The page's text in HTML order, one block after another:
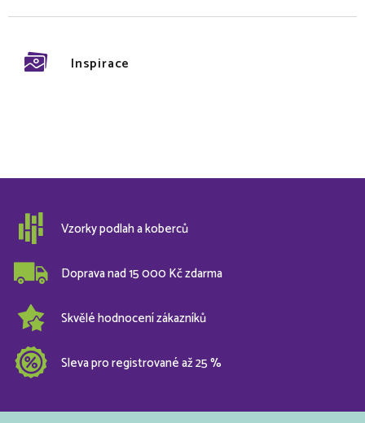
Inspirace
Vzorky podlah a koberců
Doprava nad 15 000 Kč zdarma
Skvělé hodnocení zákazníků
Sleva pro registrované až 25 %